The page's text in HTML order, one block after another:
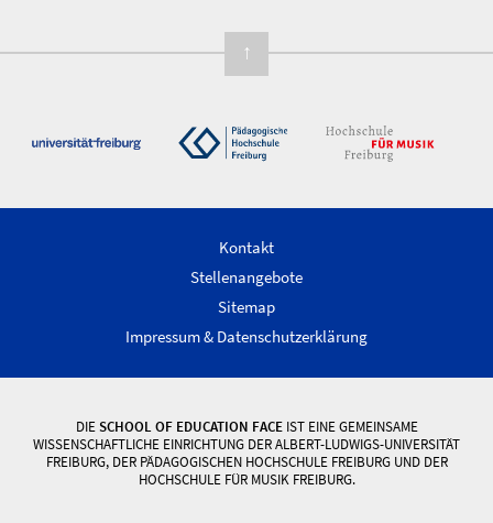
↑
Kontakt
Stellenangebote
Sitemap
Impressum & Datenschutzerklärung
DIE SCHOOL OF EDUCATION FACEIST EINE GEMEINSAME
WISSENSCHAFTLICHE EINRICHTUNG DER ALBERT-LUDWIGS-UNIVERSITÄT
FREIBURG, DER PÄDAGOGISCHEN HOCHSCHULE FREIBURG UND DER
HOCHSCHULE FÜR MUSIK FREIBURG.